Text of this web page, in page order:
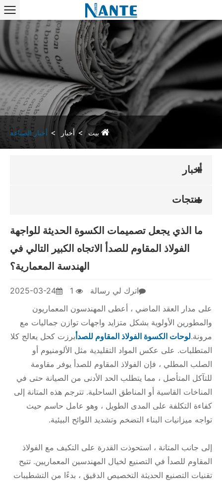
بيت أخبار أخبار الصناعة
أخبار
منتجات
ما الذي يجعل تصميمات الكسوة الحديثة للواجهة
الفولاذ المقاوم للصدأ الاتجاه الكبير التالي في
الهندسة المعمارية؟
2025-03-24
اترك لي رسالة
على مدار العقد الماضي ، أعطى المهندسون المعماريون
والمطورين الأولوية بشكل متزايد واجهات توازن جماليات مع
مرونة.لوحات الكسوة الفولاذ المقاوم للصدأبرزت كحل يعالج كلا
المتطلبات. على عكس المواد التقليدية مثل الألومنيوم أو
الصلب المطلي ، فإن الفولاذ المقاوم للصدأ يوفر مقاومة
للتآكل المتأصل ، مما يتطلب الحد الأدنى من الصيانة حتى في
المناخات القاسية أو المناطق الساحلية. تترجم هذه المتانة إلى
كفاءة التكلفة على المدى الطويل ، وهو عامل حاسم حيث
تواجه ميزانيات البناء التضخم وتشديد اللوائح البيئية.
إلى جانب المتانة ، استحوذت القدرة على التكيف مع الفولاذ
المقاوم للصدأ في التصنيع لخيال المهندسين المعماريين. تتيح
تقنيات التصنيع الحديثة التخصيص الدقيق ، بدءًا من التشطيبات